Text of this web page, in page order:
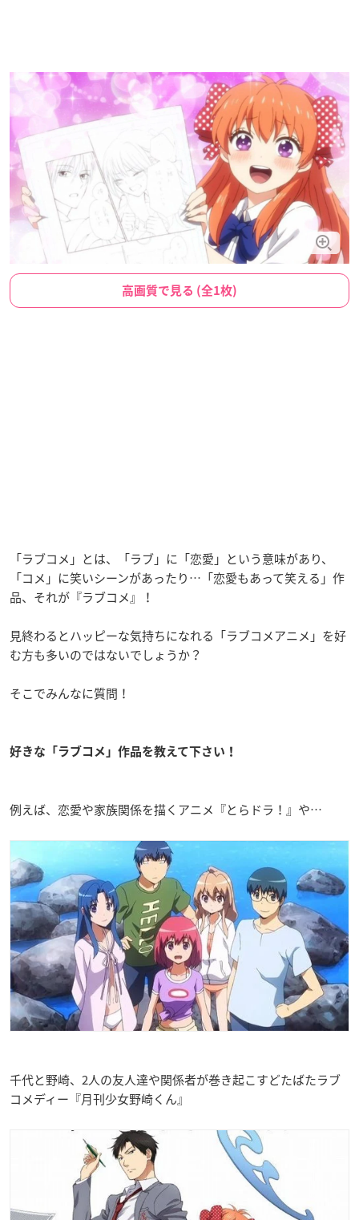
高画質で見る (全1枚)
「ラブコメ」とは、「ラブ」に「恋愛」という意味があり、
「コメ」に笑いシーンがあったり…「恋愛もあって笑える」作
品、それが『ラブコメ』！
見終わるとハッピーな気持ちになれる「ラブコメアニメ」を好
む方も多いのではないでしょうか？
そこでみんなに質問！
好きな「ラブコメ」作品を教えて下さい！
例えば、恋愛や家族関係を描くアニメ『とらドラ！』や…
千代と野崎、2人の友人達や関係者が巻き起こすどたばたラブ
コメディー『月刊少女野崎くん』